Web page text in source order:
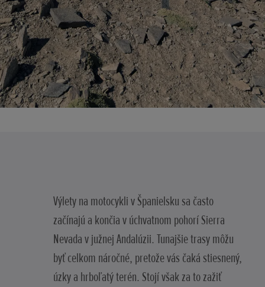
Výlety na motocykli v Španielsku sa často
začínajú a končia v úchvatnom pohorí Sierra
Nevada v južnej Andalúzii. Tunajšie trasy môžu
byť celkom náročné, pretože vás čaká stiesnený,
úzky a hrboľatý terén. Stojí však za to zažiť